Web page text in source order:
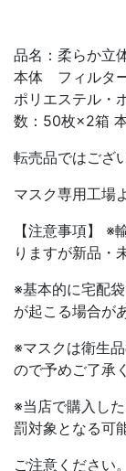
品名：柔らか
本体 フィルタ
ポリエステル・
数：50枚×2箱
転売品ではござ
マスク専用工場
【注意事項】 ※
りますが新品・
※基本的に宅配
が起こる場合が
※マスクは衛生
ので予めご了承
※当店で購入し
罰対象となる可
ご注意ください。